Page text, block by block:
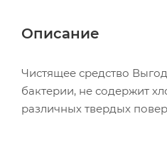
Описание
Чистящее средство
бактерии, не содержит
различных твердых